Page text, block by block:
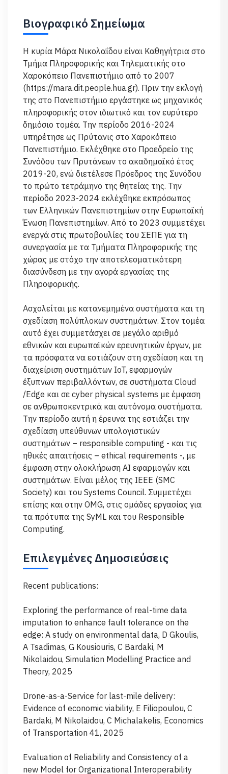
Βιογραφικό Σημείωμα
Η κυρία Μάρα Νικολαΐδου είναι Καθηγήτρια στο
Τμήμα Πληροφορικής και Τηλεματικής στο
Χαροκόπειο Πανεπιστήμιο από το 2007
(https://mara.dit.people.hua.gr). Πριν την εκλογή
της στο Πανεπιστήμιο εργάστηκε ως μηχανικός
πληροφορικής στον ιδιωτικό και τον ευρύτερο
δημόσιο τομέα. Την περίοδο 2016-2024
υπηρέτησε ως Πρύτανις στο Χαροκόπειο
Πανεπιστήμιο. Εκλέχθηκε στο Προεδρείο της
Συνόδου των Πρυτάνεων το ακαδημαϊκό έτος
2019-20, ενώ διετέλεσε Πρόεδρος της Συνόδου
το πρώτο τετράμηνο της θητείας της. Την
περίοδο 2023-2024 εκλέχθηκε εκπρόσωπος
των Ελληνικών Πανεπιστημίων στην Ευρωπαϊκή
Ένωση Πανεπιστημίων. Από το 2023 συμμετέχει
ενεργά στις πρωτοβουλίες του ΣΕΠΕ για τη
συνεργασία με τα Τμήματα Πληροφορικής της
χώρας με στόχο την αποτελεσματικότερη
διασύνδεση με την αγορά εργασίας της
Πληροφορικής.
Ασχολείται με κατανεμημένα συστήματα και τη
σχεδίαση πολύπλοκων συστημάτων. Στον τομέα
αυτό έχει συμμετάσχει σε μεγάλο αριθμό
εθνικών και ευρωπαϊκών ερευνητικών έργων, με
τα πρόσφατα να εστιάζουν στη σχεδίαση και τη
διαχείριση συστημάτων IoT, εφαρμογών
έξυπνων περιβαλλόντων, σε συστήματα Cloud
/Edge και σε cyber physical systems με έμφαση
σε ανθρωποκεντρικά και αυτόνομα συστήματα.
Την περίοδο αυτή η έρευνα της εστιάζει την
σχεδίαση υπεύθυνων υπολογιστικών
συστημάτων – responsible computing - και τις
ηθικές απαιτήσεις – ethical requirements -, με
έμφαση στην ολοκλήρωση ΑΙ εφαρμογών και
συστημάτων. Είναι μέλος της IEEE (SMC
Society) και του Systems Council. Συμμετέχει
επίσης και στην OMG, στις ομάδες εργασίας για
τα πρότυπα της SyML και του Responsible
Computing.
Επιλεγμένες Δημοσιεύσεις
Recent publications:
Exploring the performance of real-time data
imputation to enhance fault tolerance on the
edge: A study on environmental data, D Gkoulis,
A Tsadimas, G Kousiouris, C Bardaki, M
Nikolaidou, Simulation Modelling Practice and
Theory, 2025
Drone-as-a-Service for last-mile delivery:
Evidence of economic viability, E Filiopoulou, C
Bardaki, M Nikolaidou, C Michalakelis, Economics
of Transportation 41, 2025
Evaluation of Reliability and Consistency of a
new Model for Organizational Interoperability